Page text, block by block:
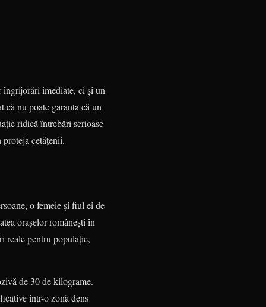
îngrijorări imediate, ci și un
nu poate garanta că un
ridică întrebări serioase
proteja cetățenii.
o femeie și fiul ei de
orașelor românești în
reale pentru populație,
de 30 de kilograme.
într-o zonă dens